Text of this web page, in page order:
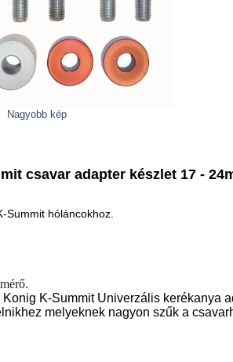
Nagyobb kép
csavar adapter készlet 17 -
Summit hóláncokhoz.
Konig K-Summit Univerzális kerékanya
melyeknek nagyon szűk a